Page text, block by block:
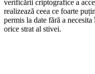
verificării criptografice a
realizează ceea ce foarte
permis la date fără a
orice strat al stivei.